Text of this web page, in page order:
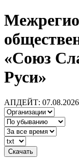
«Союз
Руси»
АПДЕЙТ: 07.08.2026